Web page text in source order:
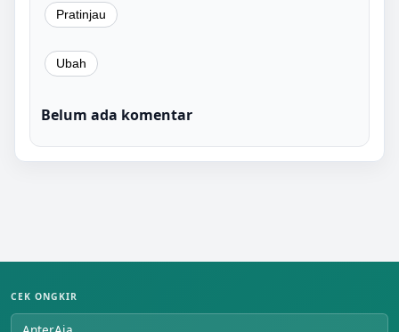
Belum ada komentar
CEK ONGKIR